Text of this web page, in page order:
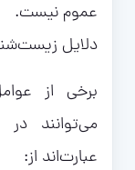
عموم نیست.
دلایل
برخی از
می‌توانند
عبارت‌اند از: